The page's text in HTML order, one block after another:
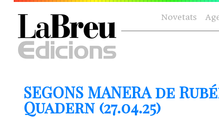
Novetats
SEGONS MANERA de
Quadern (27.04.25)